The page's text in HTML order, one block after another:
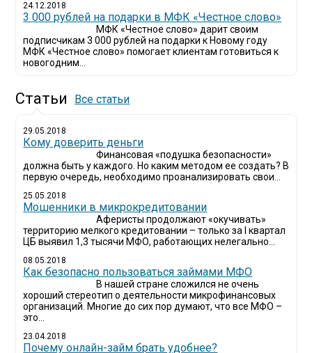
24.12.2018
3 000 рублей на подарки в МФК «Честное слово»
МФК «Честное слово» дарит своим
подписчикам 3 000 рублей на подарки к Новому году
МФК «Честное слово» помогает клиентам готовиться к
новогодним...
Статьи Все статьи
29.05.2018
Кому доверить деньги
Финансовая «подушка безопасности»
должна быть у каждого. Но каким методом ее создать? В
первую очередь, необходимо проанализировать свои...
25.05.2018
Мошенники в микрокредитовании
Аферисты продолжают «окучивать»
территорию мелкого кредитовании – только за I квартал
ЦБ выявил 1,3 тысячи МФО, работающих нелегально...
08.05.2018
Как безопасно пользоваться займами МФО
В нашей стране сложился не очень
хороший стереотип о деятельности микрофинансовых
организаций. Многие до сих пор думают, что все МФО –
это...
23.04.2018
Почему онлайн-займ брать удобнее?